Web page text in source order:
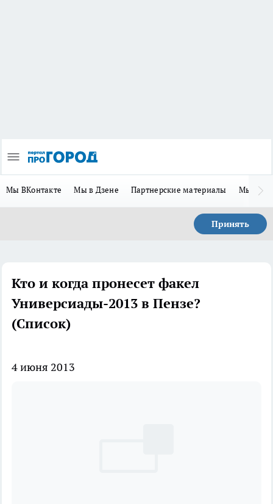
Мы ВКонтакте Мы в Дзене Партнерские материалы Мы в
Принять
Кто и когда пронесет факел
Универсиады-2013 в Пензе?
(Список)
4 июня 2013